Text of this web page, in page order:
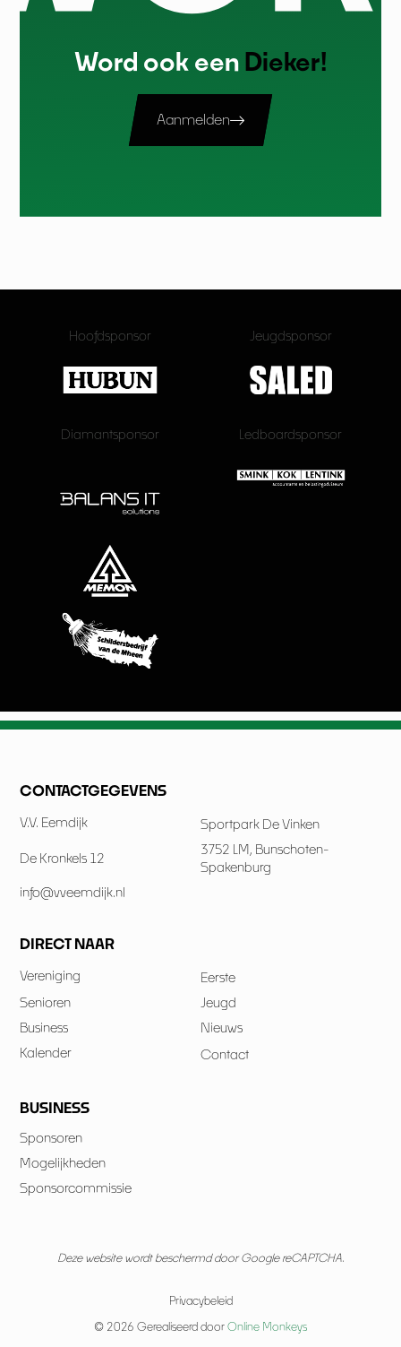
Word ook een Dieker!
Aanmelden
Hoofdsponsor Jeugdsponsor
Diamantsponsor Ledboardsponsor
CONTACTGEGEVENS
V.V. Eemdijk Sportpark De Vinken
De Kronkels 12
3752 LM, Bunschoten-
Spakenburg
info@vveemdijk.nl
DIRECT NAAR
Vereniging
Eerste
Senioren
Jeugd
Business
Nieuws
Kalender
Contact
BUSINESS
Sponsoren
Mogelijkheden
Sponsorcommissie
Deze website wordt beschermd door Google reCAPTCHA.
Privacybeleid
© 2026 Gerealiseerd door Online Monkeys